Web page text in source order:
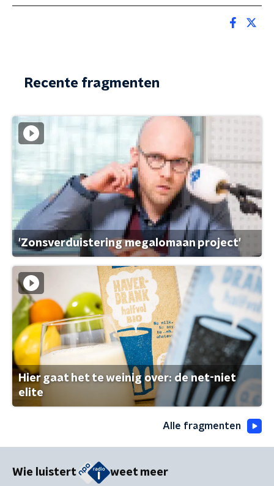
Recente fragmenten
'Zonsverduistering megalomaan project'
Hier gaat het te weinig over: de net-niet
elite
Alle fragmenten
Wie luistert weet meer